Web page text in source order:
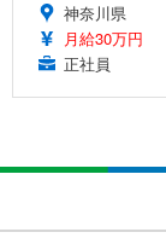
神奈川県
月給30万円
正社員